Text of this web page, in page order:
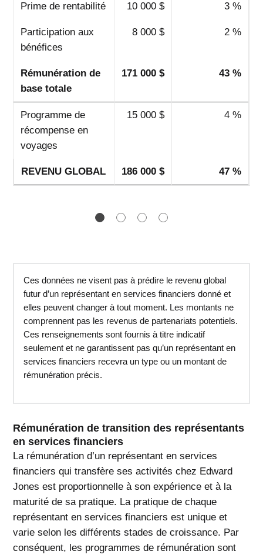
Prime de rentabilité 10 000 $ 3 %
Participation aux
bénéfices
8 000 $ 2 %
Rémunération de
base totale
171 000 $ 43 %
Programme de
récompense en
voyages
15 000 $ 4 %
REVENU GLOBAL 186 000 $ 47 %
1
Ces données ne visent pas à prédire le revenu global
futur d’un représentant en services financiers donné et
elles peuvent changer à tout moment. Les montants ne
comprennent pas les revenus de partenariats potentiels.
Ces renseignements sont fournis à titre indicatif
seulement et ne garantissent pas qu’un représentant en
services financiers recevra un type ou un montant de
rémunération précis.
Rémunération de transition des représentants
en services financiers
La rémunération d’un représentant en services
financiers qui transfère ses activités chez Edward
Jones est proportionnelle à son expérience et à la
maturité de sa pratique. La pratique de chaque
représentant en services financiers est unique et
varie selon les différents stades de croissance. Par
conséquent, les programmes de rémunération sont